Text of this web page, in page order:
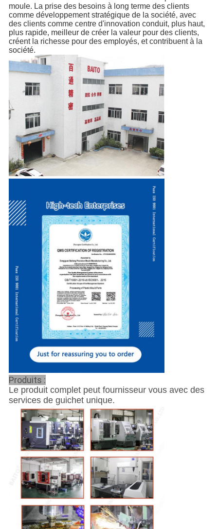
moule. La prise des besoins à long terme des clients
comme développement stratégique de la société, avec
des clients comme centre d'innovation conduit, plus haut,
plus rapide, meilleur de créer la valeur pour des clients,
créent la richesse pour des employés, et contribuent à la
société.
Produits :
Le produit complet peut fournisseur vous avec des
services de guichet unique.